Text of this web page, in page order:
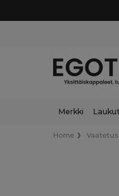
Merkki Laukut
Home